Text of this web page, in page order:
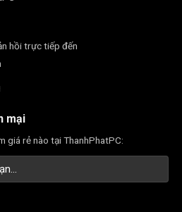
hồi trực tiếp đến
mại
giá rẻ nào tại ThanhPhatPC: